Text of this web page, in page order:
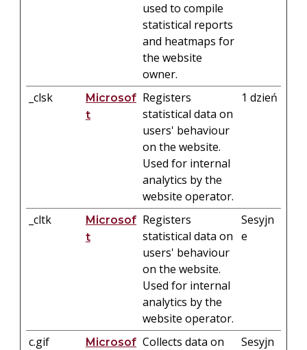
used to compile
statistical reports
and heatmaps for
the website
owner.
_clsk
Microsof
t
Registers
statistical data on
users' behaviour
on the website.
Used for internal
analytics by the
website operator.
1 dzień
_cltk
Microsof
t
Registers
statistical data on
users' behaviour
on the website.
Used for internal
analytics by the
website operator.
Sesyjn
e
c.gif
Microsof Collects data on
Sesyjn